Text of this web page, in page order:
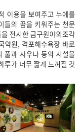
이용을 보여주고 누에를
들의 꿈을 키워주는 천문
전시한 금구원야외조각
악원, 격포해수욕장 바로
풀과 사우나 등의 시설을
루가 너무 짧게 느껴질 것